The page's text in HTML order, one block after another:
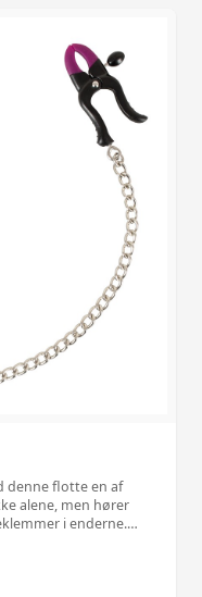
denne flotte en af
alene, men hører
i enderne.